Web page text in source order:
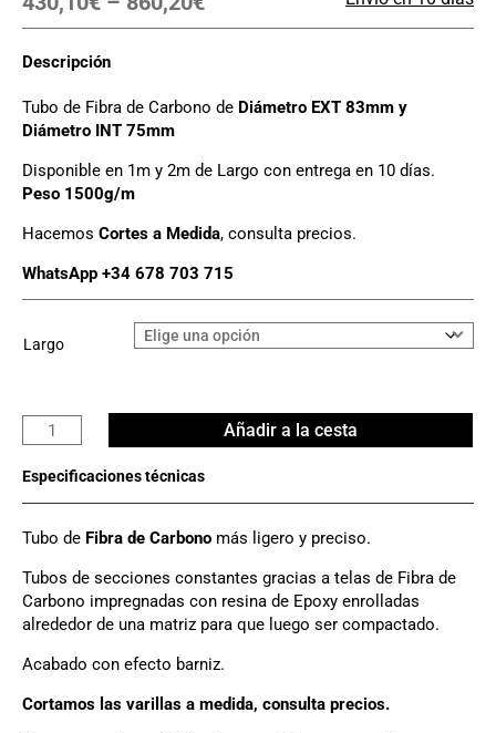
Descripción
Tubo de Fibra de Carbono de Diámetro EXT 83mm y
Diámetro INT 75mm
Disponible en 1m y 2m de Largo con entrega en 10 días.
Peso 1500g/m
Hacemos Cortes a Medida, consulta precios.
WhatsApp +34 678 703 715
Largo
Tubo
Carbono
3K
x
75mm
cantidad
Añadir a la cesta
Tubo de Fibra de Carbono más ligero y preciso.
Tubos de secciones constantes gracias a telas de Fibra de
Carbono impregnadas con resina de Epoxy enrolladas
alrededor de una matriz para que luego ser compactado.
Acabado con efecto barniz.
Cortamos las varillas a medida, consulta precios.